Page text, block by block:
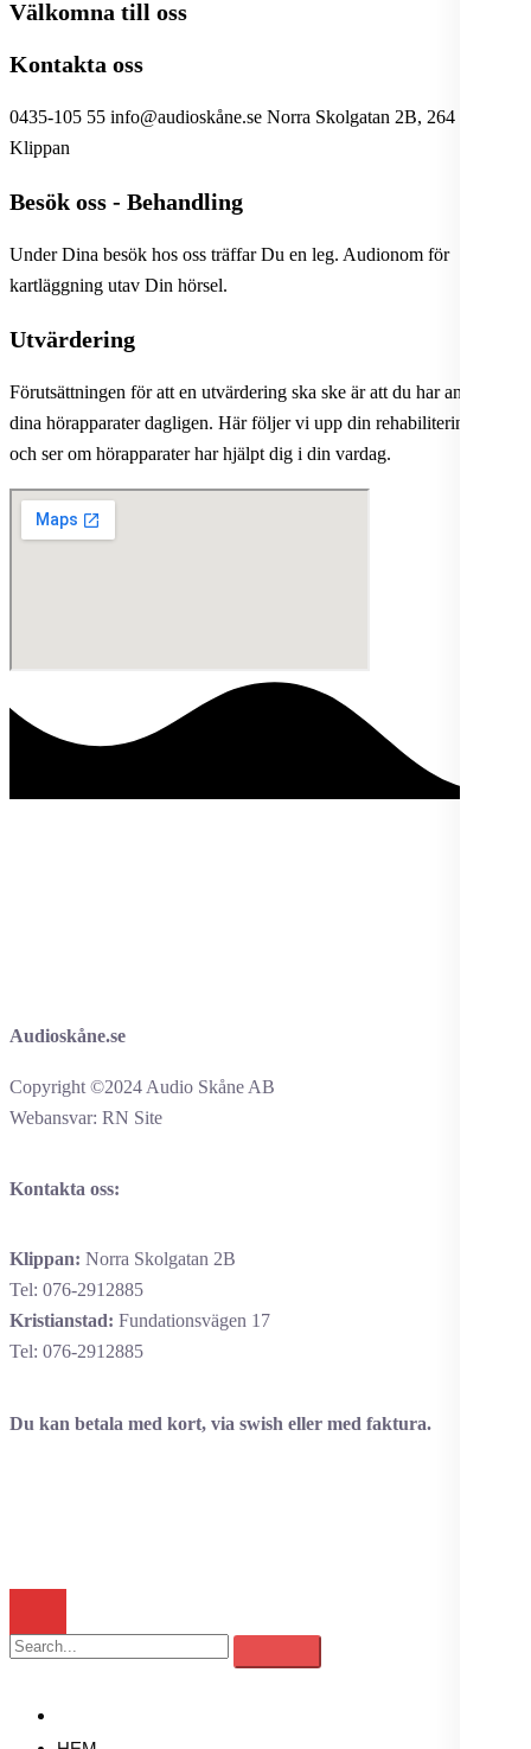
Välkomna till oss
Kontakta oss
0435-105 55 info@audioskåne.se Norra Skolgatan 2B, 264 33
Klippan
Besök oss - Behandling
Under Dina besök hos oss träffar Du en leg. Audionom för
kartläggning utav Din hörsel.
Utvärdering
Förutsättningen för att en utvärdering ska ske är att du har använt
dina hörapparater dagligen. Här följer vi upp din rehabiliteringsplan
och ser om hörapparater har hjälpt dig i din vardag.
Audioskåne.se
Copyright ©2024 Audio Skåne AB
Webansvar: RN Site
Kontakta oss:
Klippan: Norra Skolgatan 2B
Tel: 076-2912885
Kristianstad: Fundationsvägen 17
Tel: 076-2912885
Du kan betala med kort, via swish eller med faktura.